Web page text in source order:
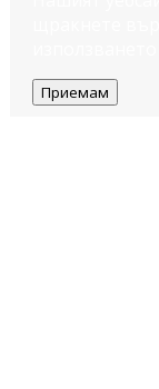
Приемам